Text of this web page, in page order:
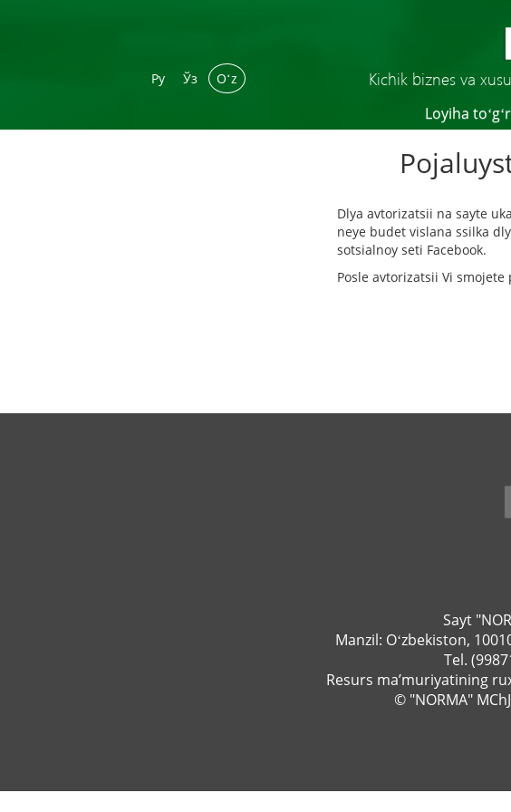
Ру Ўз Oʻz Kichik biznes va
Loyiha
Dlya avtorizatsii na sayte
neye budet vislana ssilka
sotsialnoy seti Facebook.
Posle avtorizatsii Vi
Sayt
Manzil: Oʻzbekiston,
Tel.
Resurs ma’muriyatining
© "NORMA"